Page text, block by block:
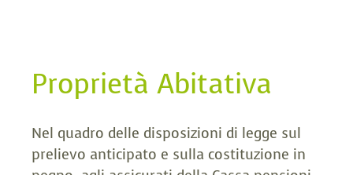
Proprietà Abitativa
Nel quadro delle disposizioni di legge sul
prelievo anticipato e sulla costituzione in